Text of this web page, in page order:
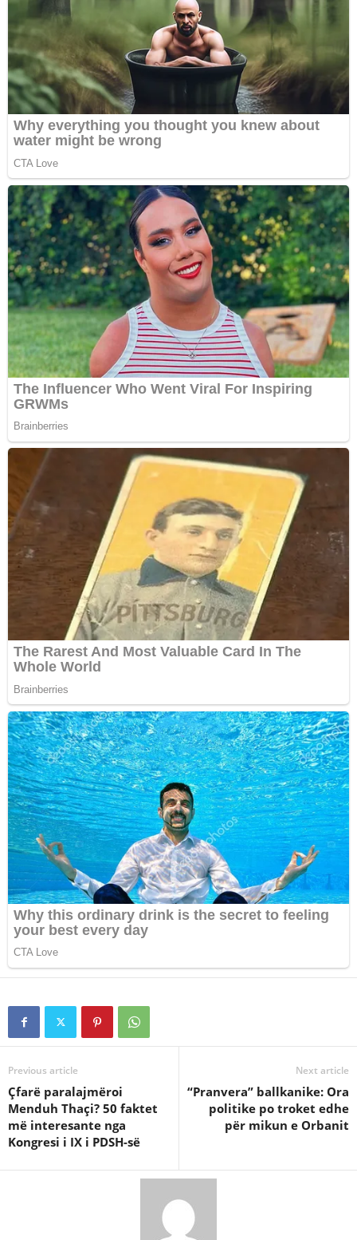
Previous article
Çfarë paralajmëroi
Menduh Thaçi? 50 faktet
më interesante nga
Kongresi i IX i PDSH-së
Next article
“Pranvera” ballkanike: Ora
politike po troket edhe
për mikun e Orbanit